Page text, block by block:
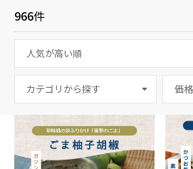
966件
カテゴリから探す